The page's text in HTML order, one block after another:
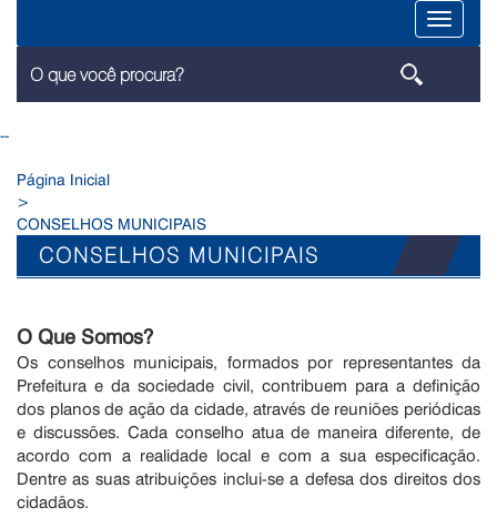
Menu
--
Página Inicial
>
CONSELHOS MUNICIPAIS
CONSELHOS MUNICIPAIS
O Que Somos?
Os conselhos municipais, formados por representantes da
Prefeitura e da sociedade civil, contribuem para a definição
dos planos de ação da cidade, através de reuniões periódicas
e discussões. Cada conselho atua de maneira diferente, de
acordo com a realidade local e com a sua especificação.
Dentre as suas atribuições inclui-se a defesa dos direitos dos
cidadãos.